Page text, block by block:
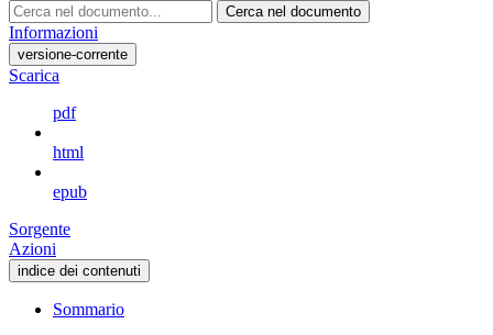
Cerca nel documento
Informazioni
versione-corrente
Scarica
pdf
html
epub
Sorgente
Azioni
indice dei contenuti
Sommario